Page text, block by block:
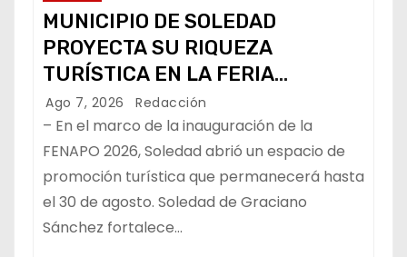
MUNICIPIO DE SOLEDAD
PROYECTA SU RIQUEZA
TURÍSTICA EN LA FERIA
NACIONAL POTOSINA
Ago 7, 2026 Redacción
– En el marco de la inauguración de la
FENAPO 2026, Soledad abrió un espacio de
promoción turística que permanecerá hasta
el 30 de agosto. Soledad de Graciano
Sánchez fortalece…